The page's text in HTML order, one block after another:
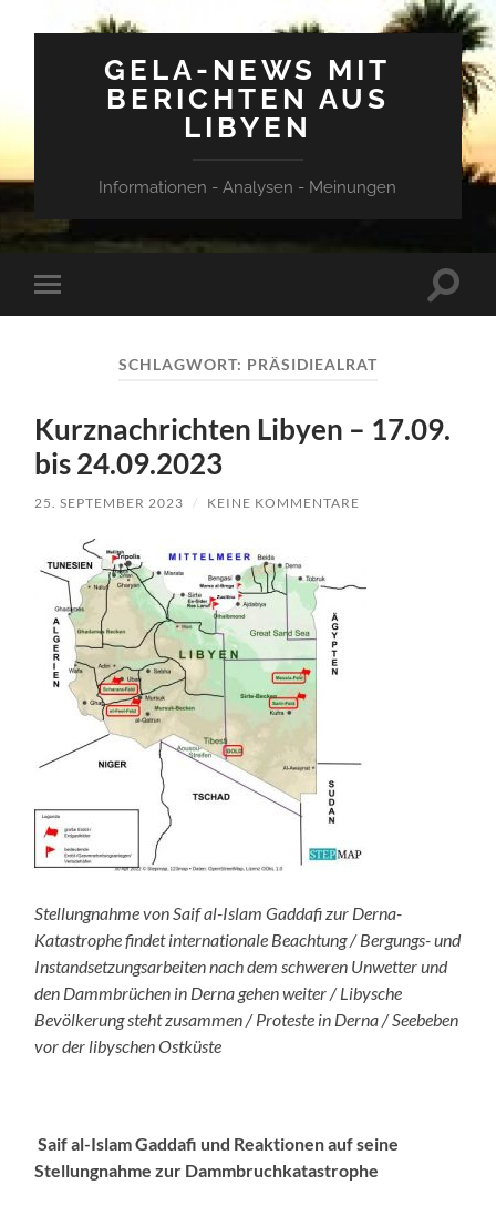
GELA-NEWS MIT
BERICHTEN AUS
LIBYEN
Informationen - Analysen - Meinungen
Mobile-
Menü
SCHLAGWORT: PRÄSIDIEALRAT
Kurznachrichten Libyen – 17.09.
bis 24.09.2023
25. SEPTEMBER 2023 / KEINE KOMMENTARE
Stellungnahme von Saif al-Islam Gaddafi zur Derna-
Katastrophe findet internationale Beachtung / Bergungs- und
Instandsetzungsarbeiten nach dem schweren Unwetter und
den Dammbrüchen in Derna gehen weiter / Libysche
Bevölkerung steht zusammen / Proteste in Derna / Seebeben
vor der libyschen Ostküste
Saif al-Islam Gaddafi und Reaktionen auf seine
Stellungnahme zur Dammbruchkatastrophe